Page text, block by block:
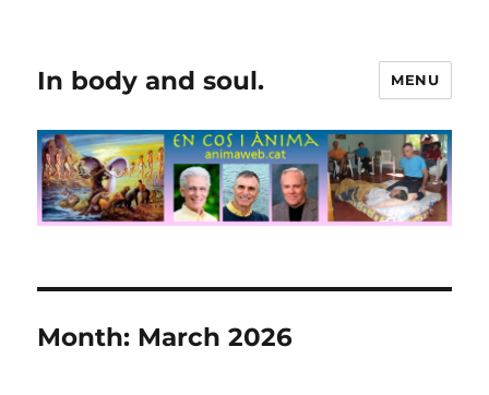
In body and soul. MENU
Month: March 2026